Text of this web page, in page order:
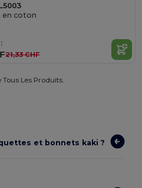
en coton
21,33 CHF
Les Produits.
et bonnets kaki ?